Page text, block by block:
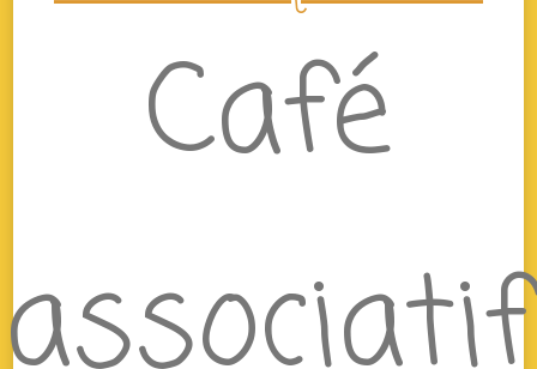
Café
associatif